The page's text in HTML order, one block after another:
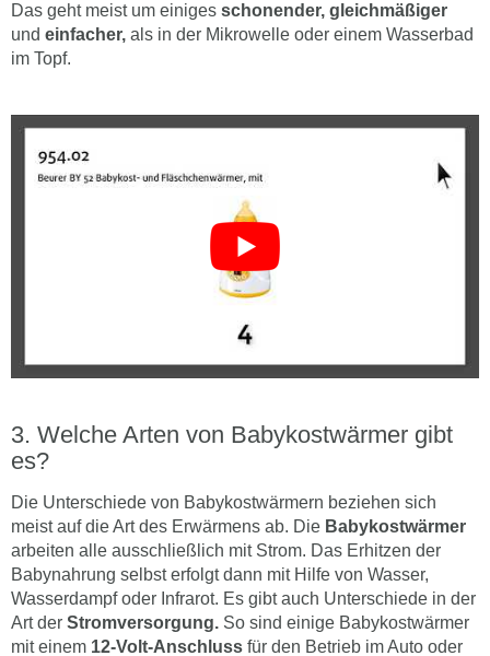
Das geht meist um einiges schonender, gleichmäßiger
und einfacher, als in der Mikrowelle oder einem Wasserbad
im Topf.
Welche Arten von Babykostwärmer gibt
es?
Die Unterschiede von Babykostwärmern beziehen sich
meist auf die Art des Erwärmens ab. Die Babykostwärmer
arbeiten alle ausschließlich mit Strom. Das Erhitzen der
Babynahrung selbst erfolgt dann mit Hilfe von Wasser,
Wasserdampf oder Infrarot. Es gibt auch Unterschiede in der
Art der Stromversorgung. So sind einige Babykostwärmer
mit einem 12-Volt-Anschluss für den Betrieb im Auto oder